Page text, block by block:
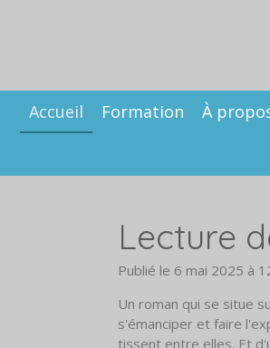
Accueil Formation À
Lecture
Publié le 6 mai 2025 à
Un roman qui se situe
s'émanciper et faire
tissent entre elles. Et